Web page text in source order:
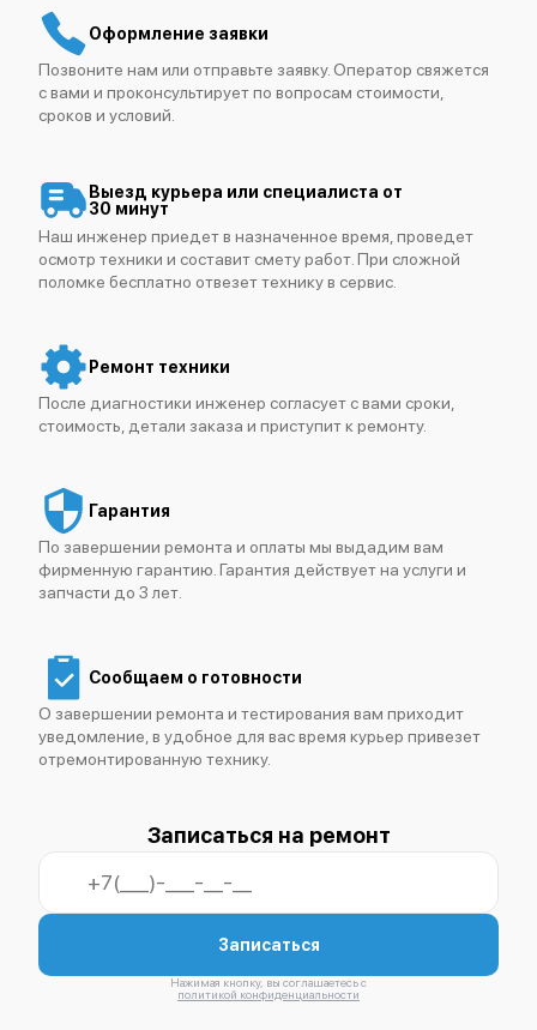
Оформление заявки
Позвоните нам или отправьте заявку. Оператор свяжется
с вами и проконсультирует по вопросам стоимости,
сроков и условий.
Выезд курьера или специалиста от
30 минут
Наш инженер приедет в назначенное время, проведет
осмотр техники и составит смету работ. При сложной
поломке бесплатно отвезет технику в сервис.
Ремонт техники
После диагностики инженер согласует с вами сроки,
стоимость, детали заказа и приступит к ремонту.
Гарантия
По завершении ремонта и оплаты мы выдадим вам
фирменную гарантию. Гарантия действует на услуги и
запчасти до 3 лет.
Сообщаем о готовности
О завершении ремонта и тестирования вам приходит
уведомление, в удобное для вас время курьер привезет
отремонтированную технику.
Записаться на ремонт
Записаться
Нажимая кнопку, вы соглашаетесь с
политикой конфиденциальности